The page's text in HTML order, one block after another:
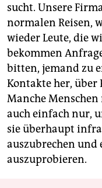
sucht. Unsere
normalen Reisen,
wieder Leute, die
bekommen
bitten, jemand zu
Kontakte her,
Manche
auch einfach nur,
sie überhaupt
auszubrechen und
auszuprobieren.